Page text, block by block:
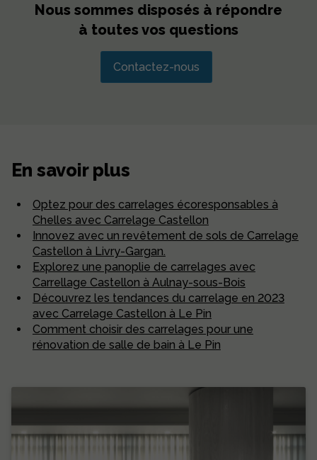
Nous sommes disposés à répondre
à toutes vos questions
Contactez-nous
En savoir plus
Optez pour des carrelages écoresponsables à
Chelles avec Carrelage Castellon
Innovez avec un revêtement de sols de Carrelage
Castellon à Livry-Gargan.
Explorez une panoplie de carrelages avec
Carrellage Castellon à Aulnay-sous-Bois
Découvrez les tendances du carrelage en 2023
avec Carrelage Castellon à Le Pin
Comment choisir des carrelages pour une
rénovation de salle de bain à Le Pin